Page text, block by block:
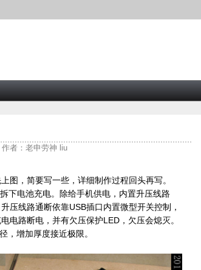
作者：老申劳神 liu
图，简要写一些，详细制作过程回头再写。
下电池充电。除给手机供电，内置升压线路
压线路通断依靠USB插口内置微型开关控制，
电路断电，并有欠压保护LED，欠压会熄灭。
，增加厚度接近极限。